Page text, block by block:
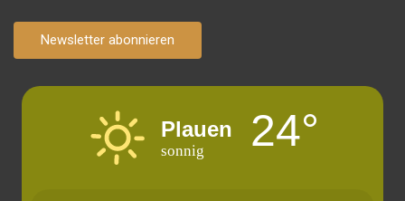
Newsletter abonnieren
Plauen
sonnig 24°